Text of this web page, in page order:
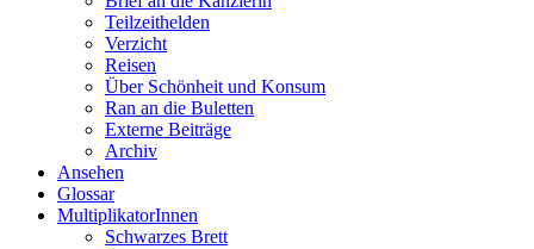
Teilzeithelden
Verzicht
Reisen
Über Schönheit und Konsum
Ran an die Buletten
Externe Beiträge
Archiv
Ansehen
Glossar
MultiplikatorInnen
Schwarzes Brett